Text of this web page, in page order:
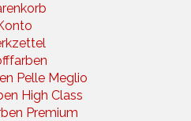
Pelle Meglio
High Class
Premium